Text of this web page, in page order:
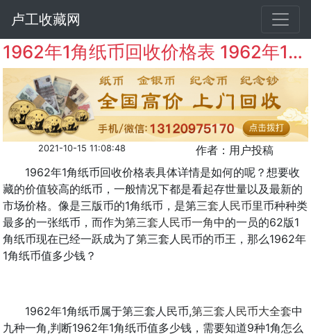
卢工收藏网
1962年1角纸币回收价格表 1962年1角纸币值多少钱
2021-10-15 11:08:48
作者：用户投稿
1962年1角纸币回收价格表具体详情是如何的呢？想要收
藏的价值较高的纸币，一般情况下都是看起存世量以及最新的
市场价格。像是三版币的1角纸币，是第三套人民币里币种种类
最多的一张纸币，而作为第三套人民币一角中的一员的62版1
角纸币现在已经一跃成为了第三套人民币的币王，那么1962年
1角纸币值多少钱？
1962年1角纸币属于第三套人民币,第三套人民币大全套中
九种一角,判断1962年1角纸币值多少钱，需要知道9种1角怎么